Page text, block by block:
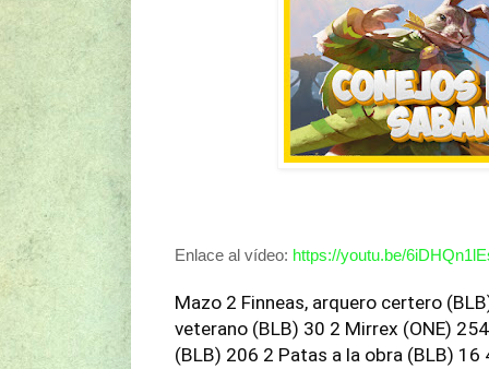
Enlace al vídeo: https://youtu.be/
Mazo 2 Finneas, arquero certero
veterano (BLB) 30 2 Mirrex (ONE)
(BLB) 206 2 Patas a la obra (BLB) 16